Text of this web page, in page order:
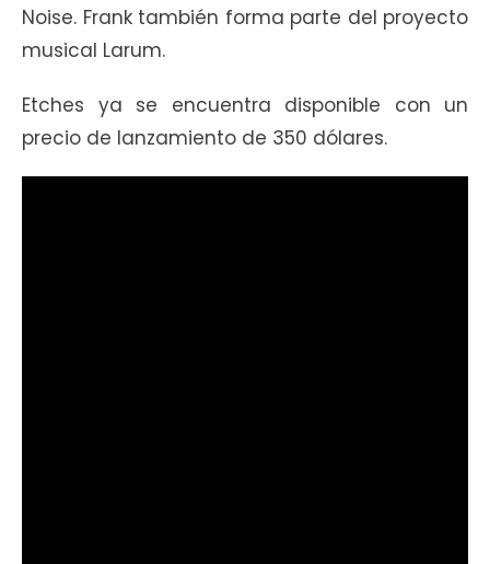
Noise. Frank también forma parte del proyecto
musical Larum.
Etches ya se encuentra disponible con un
precio de lanzamiento de 350 dólares.